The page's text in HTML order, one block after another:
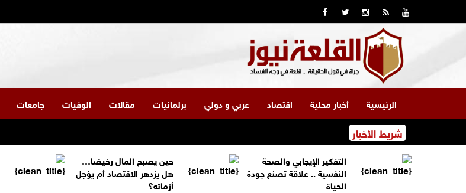
الرئيسية أخبار محلية اقتصاد عربي و دولي برلمانيات مقالات الوفيات جامعات
شريط الأخبار
التفكير الإيجابي والصحة
النفسية .. علاقة تصنع جودة
الحياة
حين يصبح المال رخيصًا…
هل يزدهر الاقتصاد أم يؤجل
أزماته؟